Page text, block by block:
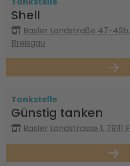
Shell
Basler Landstraße 47-49b,
Breisgau
Tankstelle
Günstig tanken
Basler Landstrasse 1,